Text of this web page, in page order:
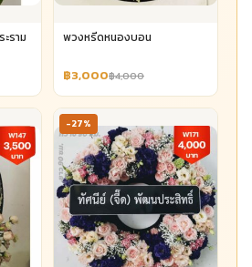
ราม
พวงหรีดหนองบอน
฿3,000฿4,000
-27%